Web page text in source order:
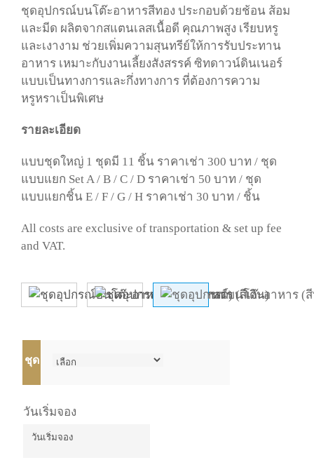
ชุดอุปกรณ์บนโต๊ะอาหารสีทอง ประกอบด้วยช้อน ส้อม
และมีด ผลิตจากสแตนเลสเนื้อดี คุณภาพสูง เรียบหรู
และเงางาม ช่วยเพิ่มความสุนทรีย์ให้การรับประทาน
อาหาร เหมาะกับงานเลี้ยงสังสรรค์ ซิทดาวน์ดินเนอร์
แบบเป็นทางการและกึ่งทางการ ที่ต้องการความ
หรูหราเป็นพิเศษ
รายละเอียด
แบบชุดใหญ่ 1 ชุดมี 11 ชิ้น ราคาเช่า 300 บาท / ชุด
แบบแยก Set A / B / C / D ราคาเช่า 50 บาท / ชุด
แบบแยกชิ้น E / F / G / H ราคาเช่า 30 บาท / ชิ้น
All costs are exclusive of transportation & set up fee
and VAT.
ชุด
วันเริ่มจอง